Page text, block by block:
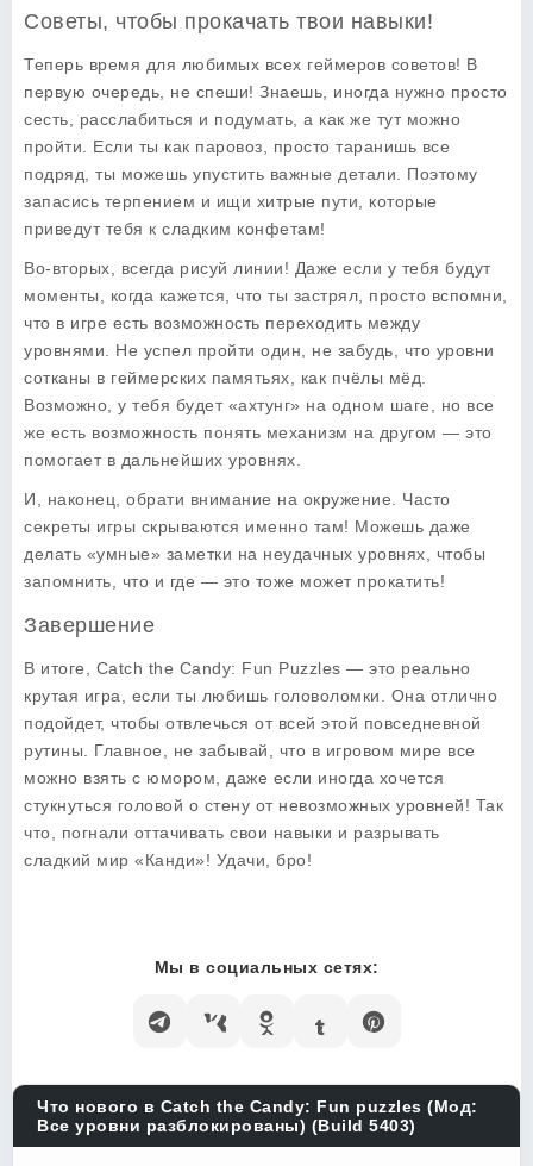
Советы, чтобы прокачать твои навыки!
Теперь время для любимых всех геймеров советов! В
первую очередь, не спеши! Знаешь, иногда нужно просто
сесть, расслабиться и подумать, а как же тут можно
пройти. Если ты как паровоз, просто таранишь все
подряд, ты можешь упустить важные детали. Поэтому
запасись терпением и ищи хитрые пути, которые
приведут тебя к сладким конфетам!
Во-вторых, всегда рисуй линии! Даже если у тебя будут
моменты, когда кажется, что ты застрял, просто вспомни,
что в игре есть возможность переходить между
уровнями. Не успел пройти один, не забудь, что уровни
сотканы в геймерских памятьях, как пчёлы мёд.
Возможно, у тебя будет «ахтунг» на одном шаге, но все
же есть возможность понять механизм на другом — это
помогает в дальнейших уровнях.
И, наконец, обрати внимание на окружение. Часто
секреты игры скрываются именно там! Можешь даже
делать «умные» заметки на неудачных уровнях, чтобы
запомнить, что и где — это тоже может прокатить!
Завершение
В итоге, Catch the Candy: Fun Puzzles — это реально
крутая игра, если ты любишь головоломки. Она отлично
подойдет, чтобы отвлечься от всей этой повседневной
рутины. Главное, не забывай, что в игровом мире все
можно взять с юмором, даже если иногда хочется
стукнуться головой о стену от невозможных уровней! Так
что, погнали оттачивать свои навыки и разрывать
сладкий мир «Канди»! Удачи, бро!
Мы в социальных сетях:
Что нового в Catch the Candy: Fun puzzles (Мод:
Все уровни разблокированы) (Build 5403)